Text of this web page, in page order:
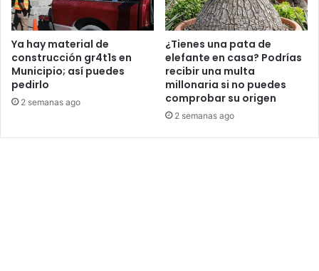
Ya hay material de
construcción gr4t1s en
Municipio; así puedes
pedirlo
2 semanas ago
¿Tienes una pata de
elefante en casa? Podrías
recibir una multa
millonaria si no puedes
comprobar su origen
2 semanas ago